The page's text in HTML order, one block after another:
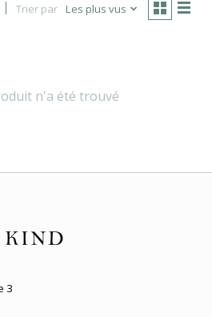
Trier par Les plus vus
n'a été trouvé
3